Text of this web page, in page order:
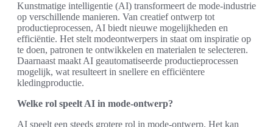
Kunstmatige intelligentie (AI) transformeert de mode-industrie
op verschillende manieren. Van creatief ontwerp tot
productieprocessen, AI biedt nieuwe mogelijkheden en
efficiëntie. Het stelt modeontwerpers in staat om inspiratie op
te doen, patronen te ontwikkelen en materialen te selecteren.
Daarnaast maakt AI geautomatiseerde productieprocessen
mogelijk, wat resulteert in snellere en efficiëntere
kledingproductie.
Welke rol speelt AI in mode-ontwerp?
AI speelt een steeds grotere rol in mode-ontwerp. Het kan